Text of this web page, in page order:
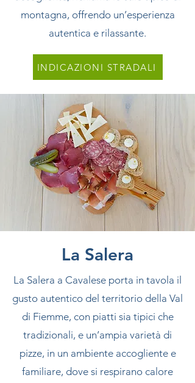
montagna, offrendo un’esperienza
autentica e rilassante.
INDICAZIONI STRADALI
La Salera
La Salera a Cavalese porta in tavola il
gusto autentico del territorio della Val
di Fiemme, con piatti sia tipici che
tradizionali, e un’ampia varietà di
pizze, in un ambiente accogliente e
familiare, dove si respirano calore